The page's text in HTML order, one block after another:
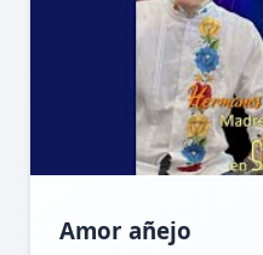
Amor añejo